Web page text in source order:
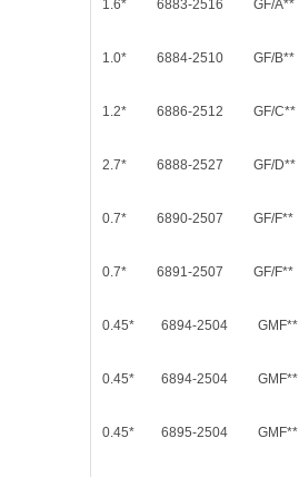
1.6* 6883-2516
1.0* 6884-2510
1.2* 6886-2512
2.7* 6888-2527
0.7* 6890-2507
0.7* 6891-2507
0.45* 6894-2504
0.45* 6894-2504
0.45* 6895-2504